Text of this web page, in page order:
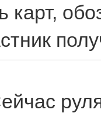
карт,